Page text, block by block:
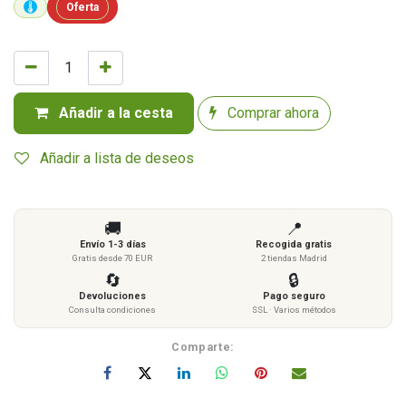
Añadir a la cesta Comprar ahora
Añadir a lista de deseos
Oferta
🚚
Envío 1-3 días
Gratis desde 70 EUR
📍
Recogida gratis
2 tiendas Madrid
🔄
Devoluciones
Consulta condiciones
🔒
Pago seguro
SSL · Varios métodos
Comparte: